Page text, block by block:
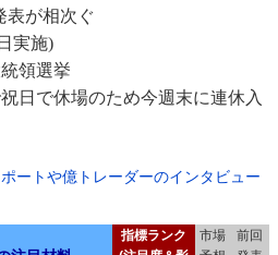
表が相次ぐ
実施)
領選挙
日で休場のため今週末に連休入
ートや億トレーダーのインタビュー
指標ランク
市場
前回